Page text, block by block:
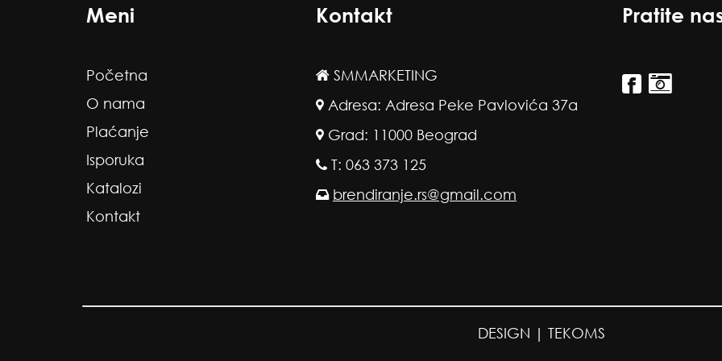
Meni
Početna
O nama
Plaćanje
Isporuka
Katalozi
Kontakt
Kontakt
SMMARKETING
Adresa: Adresa Peke Pavlovića 37a
Grad: 11000 Beograd
T: 063 373 125
brendiranje.rs@gmail.com
Pratite
DESIGN | TEKOMS